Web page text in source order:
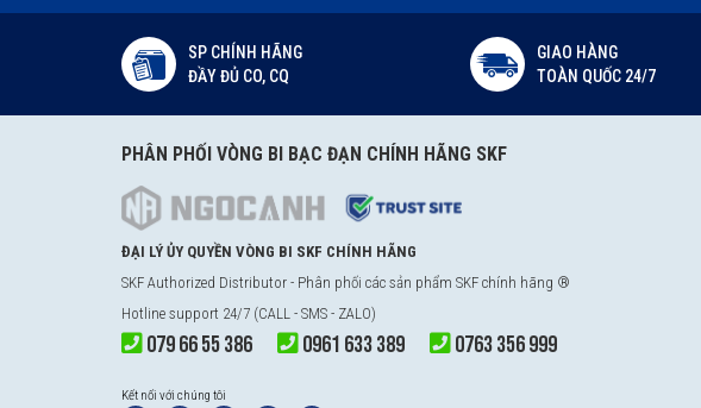
SP CHÍNH HÃNG
ĐẦY ĐỦ CO, CQ
GIAO HÀNG
TOÀN QUỐC 24/7
PHÂN PHỐI VÒNG BI BẠC ĐẠN CHÍNH HÃNG SKF
ĐẠI LÝ ỦY QUYỀN VÒNG BI SKF CHÍNH HÃNG
SKF Authorized Distributor - Phân phối các sản phẩm SKF chính hãng ®
Hotline support 24/7 (CALL - SMS - ZALO)
079 66 55 386 0961 633 389 0763 356 999
Kết nối với chúng tôi